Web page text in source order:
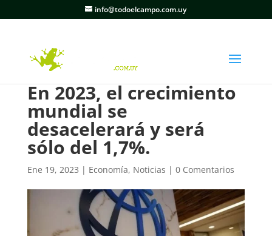
info@todoelcampo.com.uy
En 2023, el crecimiento
mundial se
desacelerará y será
sólo del 1,7%.
Ene 19, 2023 | Economía, Noticias | 0 Comentarios